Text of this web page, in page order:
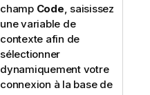
champ Code, saisissez
une variable de
contexte afin de
sélectionner
dynamiquement votre
connexion à la base de